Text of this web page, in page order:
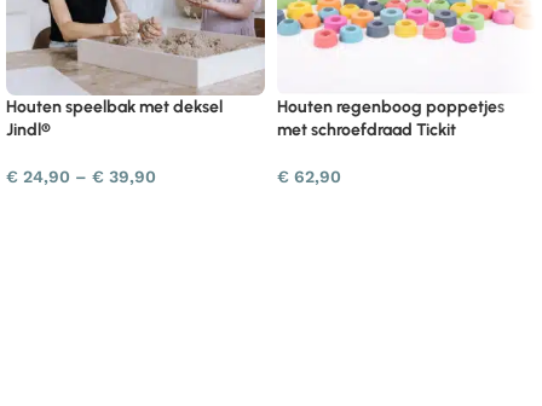
Houten speelbak met deksel
Jindl®
€ 24,90 – € 39,90
Houten regenboog poppetjes
met schroefdraad Tickit
€ 62,90